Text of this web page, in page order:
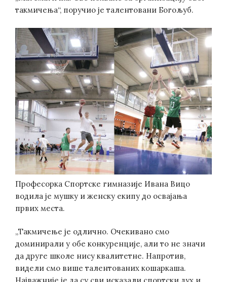
такмичења“, поручио је талентовани Богољуб.
Професорка Спортске гимназије Ивана Вицо
водила је мушку и женску екипу до освајања
првих места.
„Такмичење је одлично. Очекивано смо
доминирали у обе конкуренције, али то не значи
да друге школе нису квалитетне. Напротив,
видели смо више талентованих кошаркаша.